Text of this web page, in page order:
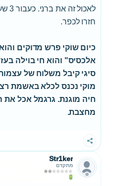
חזרו לכפר.
כיום שוקי פרש מדוקים
אלכסיס" והוא חי בוילה
סיגי קיבל משלוח של
מוקי נכנס לכלא באשמת
חיה מוגנת. גרגמל אכל
מחצבת.
שתף
Str1ker
מתקדם